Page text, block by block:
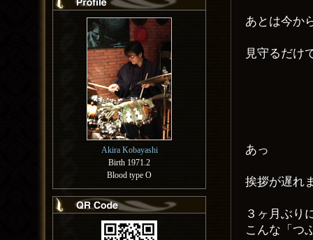
あとは今か
見守るだけ
あっ
挨拶が遅れ
３ヶ月ぶり
こんな「つ
Akira Kobayashi
Birth 1971.2
Blood type O